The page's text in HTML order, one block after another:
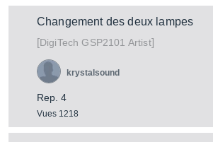
Changement des deux lampes
[DigiTech GSP2101 Artist]
Rep. 4
Vues 1218
krystalsound